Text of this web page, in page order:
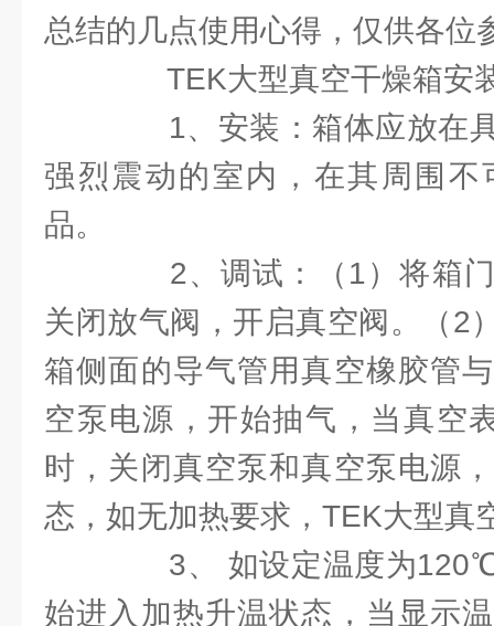
总结的几点使用心得，仅供各位
TEK大型真空干燥箱安
1、安装：箱体应放在具
强烈震动的室内，在其周围不
品。
2、调试：（1）将箱门
关闭放气阀，开启真空阀。（2
箱侧面的导气管用真空橡胶管
空泵电源，开始抽气，当真空
时，关闭真空泵和真空泵电源
态，如无加热要求，TEK大型真
3、 如设定温度为120℃
始进入加热升温状态，当显示